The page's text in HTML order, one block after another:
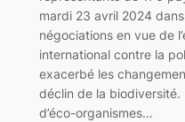
mardi 23 avril 2024
négociations en vue de
international contre la
exacerbé les
déclin de la biodiversité.
d’éco-organismes…